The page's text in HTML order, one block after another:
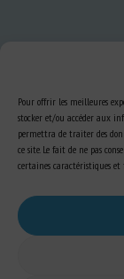
Pour offrir les meilleures
stocker et/ou accéder aux
permettra de traiter des
ce site. Le fait de ne pas
certaines caractéristiques et